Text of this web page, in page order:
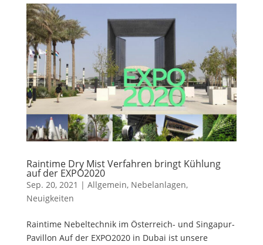
Raintime Dry Mist Verfahren bringt Kühlung
auf der EXPO2020
Sep. 20, 2021 | Allgemein, Nebelanlagen,
Neuigkeiten
Raintime Nebeltechnik im Österreich- und Singapur-
Pavillon Auf der EXPO2020 in Dubai ist unsere